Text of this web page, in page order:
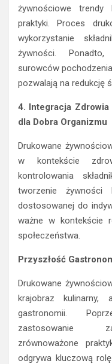
żywnościowe trendy
praktyki. Proces
wykorzystanie
żywności.
surowców
pozwalają na redukcję
4. Integracja Zdrowia
dla Dobra Organizmu
Drukowane
w kontekście
kontrolowania
tworzenie
dostosowanej do
ważne w kontekście
społeczeństwa.
Przyszłość
Drukowane
krajobraz kulinar­ny,
gastronomii.
zastosowanie
zrównoważone
odgrywa kluczową